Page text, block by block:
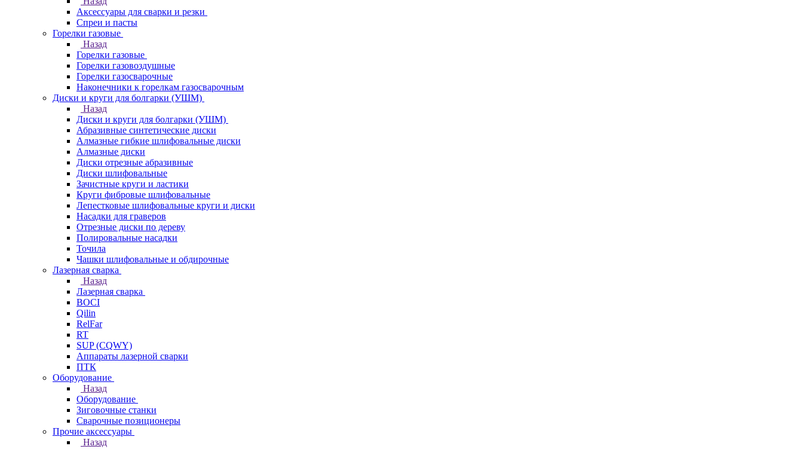
Аксессуары для сварки и резки
Спреи и пасты
Горелки газовые
Назад
Горелки газовые
Горелки газовоздушные
Горелки газосварочные
Наконечники к горелкам газосварочным
Диски и круги для болгарки (УШМ)
Назад
Диски и круги для болгарки (УШМ)
Абразивные синтетические диски
Алмазные гибкие шлифовальные диски
Алмазные диски
Диски отрезные абразивные
Диски шлифовальные
Зачистные круги и ластики
Круги фибровые шлифовальные
Лепестковые шлифовальные круги и диски
Насадки для граверов
Отрезные диски по дереву
Полировальные насадки
Точила
Чашки шлифовальные и обдирочные
Лазерная сварка
Назад
Лазерная сварка
BOCI
Qilin
RelFar
RT
SUP (CQWY)
Аппараты лазерной сварки
ПТК
Оборудование
Назад
Оборудование
Зиговочные станки
Сварочные позиционеры
Прочие аксессуары
Назад